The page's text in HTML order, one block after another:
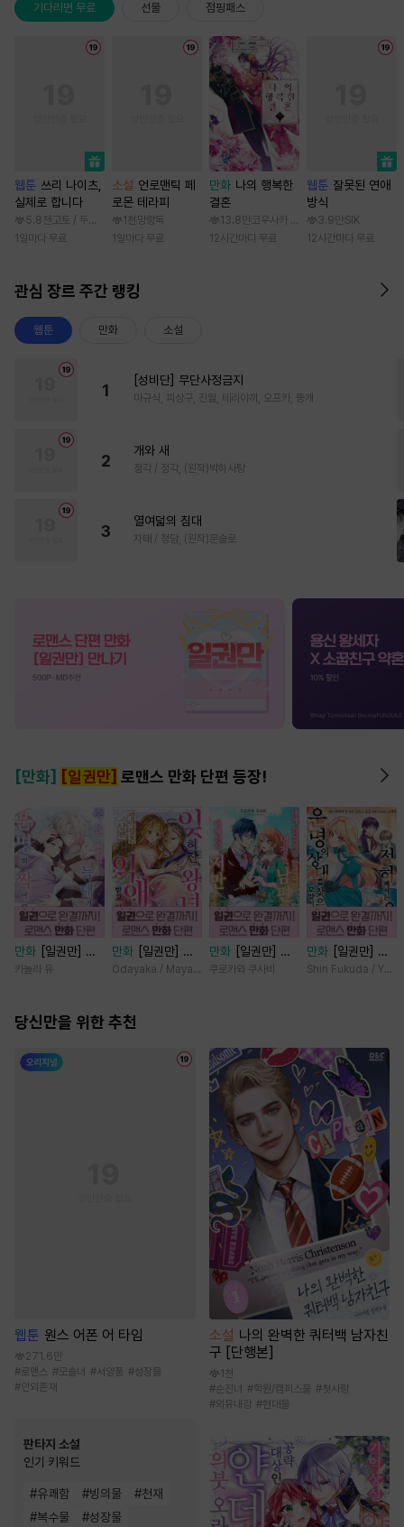
기다리면 무료 선물 점핑패스
웹툰 쓰리 나이츠,
실제로 합니다
5.8천 고토 / 두나래
1일마다 무료
소설 언로맨틱 페
로몬 테라피
1천 망랑독
1일마다 무료
만화 나의 행복한
결혼
13.8만 코우사카 리토 / 아기토기 아쿠미
12시간마다 무료
웹툰 잘못된 연애
방식
3.9만 SIK
12시간마다 무료
관심 장르 주간 랭킹
웹툰 만화 소설
1
[성비단] 무단사정금지
마규식, 피상구, 진월, 테리야끼, 오프카, 뚱개
2
개와 새
정각 / 정각, (원작)박하사탕
3
열여덟의 침대
자태 / 청담, (원작)문슬로
[만화] [일권만] 로맨스 만화 단편 등장!
만화
[일권만] 죽
을 뻔한 늑대가 운
카놀라 유
만화
[일권만] 잊
혀진 왕녀지만 정
니다 [단행본]
Odayaka / Maya Koike
만화
[일권만] 내
게 간섭하지 않겠
쿠로카와 쿠사비
만화
[일권만] 전
하께서는 오늘도
Shin Fukuda / Yoko
당신만을 위한 추천
웹툰 원스 어폰 어 타임
271.6만
#로맨스 #모솔녀 #서양풍 #성장물
#인외존재
판타지 소설
인기 키워드
#유쾌함 #빙의물 #천재
#복수물 #성장물
소설 나의 완벽한 쿼터백 남자친
구 [단행본]
1천
#순진녀 #학원/캠퍼스물 #첫사랑
#외유내강 #현대물